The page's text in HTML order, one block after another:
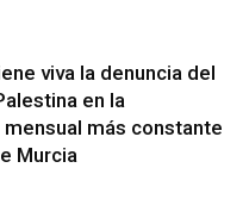
viva la denuncia del
en la
más constante
Murcia